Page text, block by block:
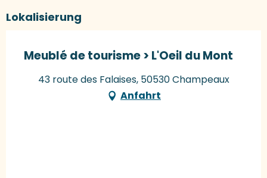
Lokalisierung
Meublé de tourisme > L'Oeil du Mont
43 route des Falaises, 50530 Champeaux
Anfahrt